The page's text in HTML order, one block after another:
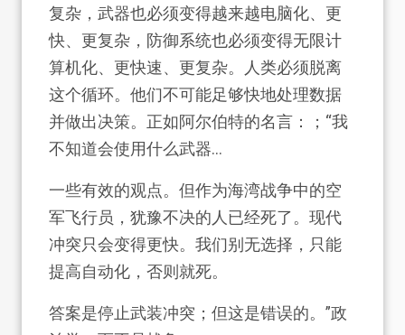
复杂，武器也必须变得越来越电脑化、更
快、更复杂，防御系统也必须变得无限计
算机化、更快速、更复杂。人类必须脱离
这个循环。他们不可能足够快地处理数据
并做出决策。正如阿尔伯特的名言：；“我
不知道会使用什么武器…
一些有效的观点。但作为海湾战争中的空
军飞行员，犹豫不决的人已经死了。现代
冲突只会变得更快。我们别无选择，只能
提高自动化，否则就死。
答案是停止武装冲突；但这是错误的。”政